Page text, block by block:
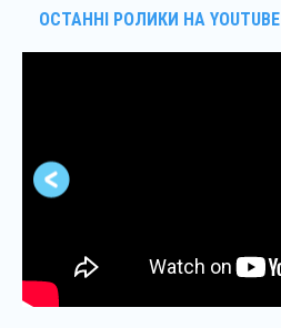
ОСТАННІ РОЛИКИ НА YOUTUBE